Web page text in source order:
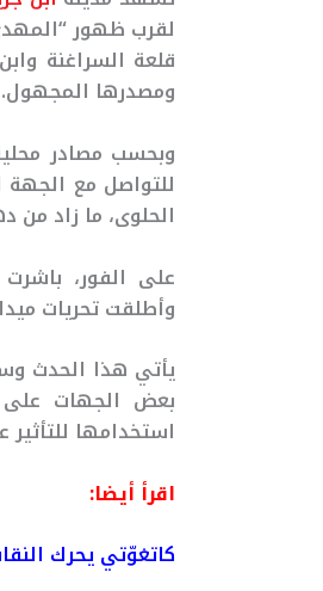
لقرب ظهور
قلعة السراغنة
ومصدرها المجهول.
وبحسب مصادر
للتواصل مع الجهة
الحلوى، ما زاد من
على الفور،
وأطلقت تحريات
يأتي هذا الحدث
بعض الجهات
استخدامها
اقرأ أيضا:
كاتغوّتي يحرك